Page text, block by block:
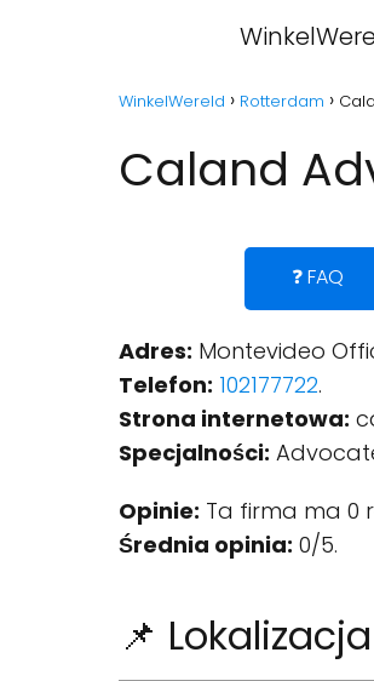
WinkelWereld Rotterdam
Caland
❓ FAQ
Adres: Montevideo
Telefon: 102177722.
Strona internetowa:
Specjalności:
Opinie: Ta firma ma 0
Średnia opinia: 0/5.
📌